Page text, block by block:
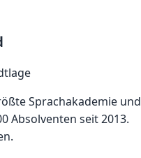
Sprachakademie und
Absolventen seit 2013.